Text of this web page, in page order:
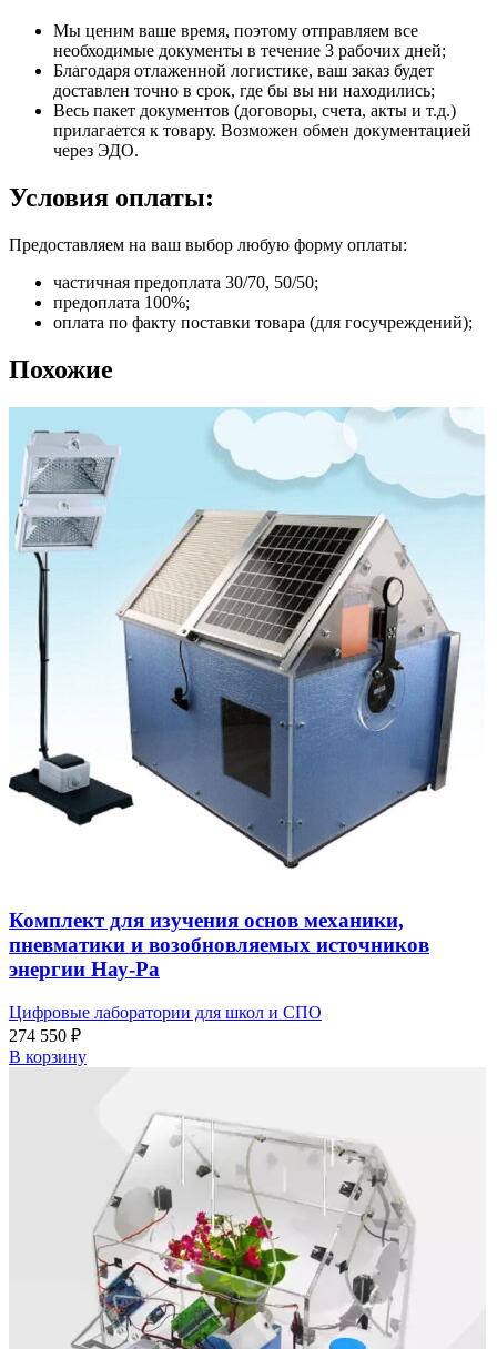
Мы ценим ваше время, поэтому отправляем все
необходимые документы в течение 3 рабочих дней;
Благодаря отлаженной логистике, ваш заказ будет
доставлен точно в срок, где бы вы ни находились;
Весь пакет документов (договоры, счета, акты и т.д.)
прилагается к товару. Возможен обмен документацией
через ЭДО.
Условия оплаты:
Предоставляем на ваш выбор любую форму оплаты:
частичная предоплата 30/70, 50/50;
предоплата 100%;
оплата по факту поставки товара (для госучреждений);
Похожие
Комплект для изучения основ механики,
пневматики и возобновляемых источников
энергии Нау-Ра
Цифровые лаборатории для школ и СПО
274 550 ₽
В корзину